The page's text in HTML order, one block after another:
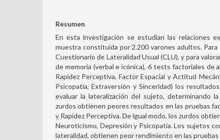
Resumen
En esta investigación se estudian las relaciones
muestra constituida por 2.200 varones adultos.
Cuestionario de Lateralidad Usual (CLU), y para
de memoria (verbal e icónica), 6 tests factoriales de
Rapidez Perceptiva, Factor Espacial y Actitud
Psicopatía, Extraversión y Sinceridad) los
evaluar la lateralización del sujeto, determinando
zurdos obtienen peores resultados en las pruebas
y Rapidez Perceptiva. De igual modo, los zurdos
Neuroticismo, Depresión y Psicopatía. Los sujetos
lateralidad, obtienen peor rendimiento en las